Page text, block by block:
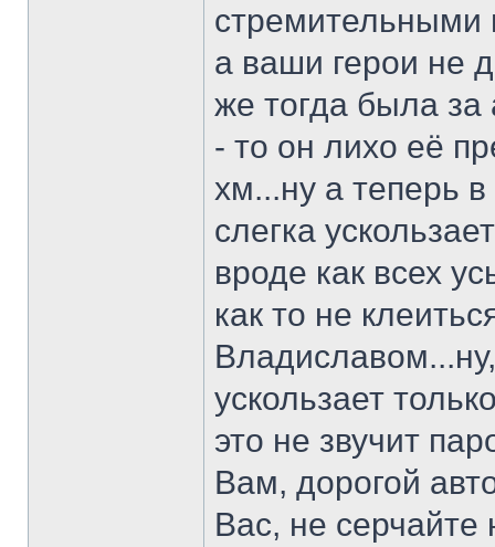
стремительными
а ваши герои не
же тогда была за
- то он лихо её
хм...ну а теперь
слегка
вроде как всех
как то не
ускользает
это не звучит
Вам, дорогой
Вас, не серчайте